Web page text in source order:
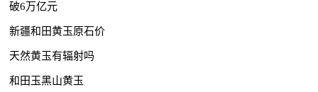
破6万亿元
新疆和田黄玉原石价
天然黄玉有辐射吗
和田玉黑山黄玉